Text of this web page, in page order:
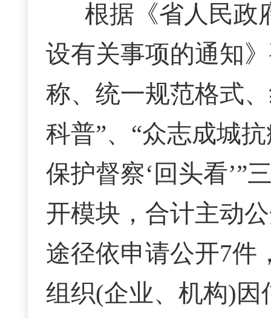
根据《省人民政
设有关事项的通知
称、统一规范格式
科普”、“众志成城
保护督察‘回头看’”
开模块，合计主动
途径依申请公开7件
组织(企业、机构)